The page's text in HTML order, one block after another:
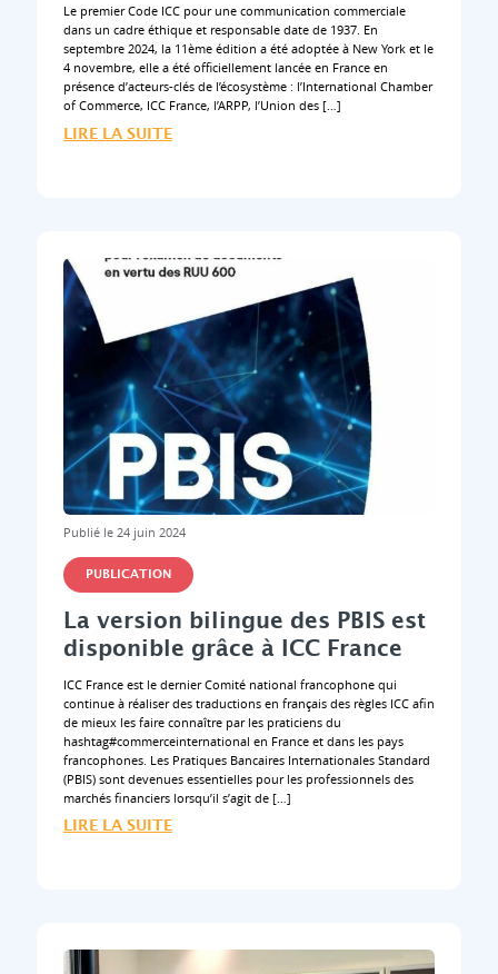
Le premier Code ICC pour une communication commerciale
dans un cadre éthique et responsable date de 1937. En
septembre 2024, la 11ème édition a été adoptée à New York et le
4 novembre, elle a été officiellement lancée en France en
présence d’acteurs-clés de l’écosystème : l’International Chamber
of Commerce, ICC France, l’ARPP, l’Union des […]
LIRE LA SUITE
Publié le 24 juin 2024
PUBLICATION
La version bilingue des PBIS est
disponible grâce à ICC France
ICC France est le dernier Comité national francophone qui
continue à réaliser des traductions en français des règles ICC afin
de mieux les faire connaître par les praticiens du
hashtag#commerceinternational en France et dans les pays
francophones. Les Pratiques Bancaires Internationales Standard
(PBIS) sont devenues essentielles pour les professionnels des
marchés financiers lorsqu’il s’agit de […]
LIRE LA SUITE